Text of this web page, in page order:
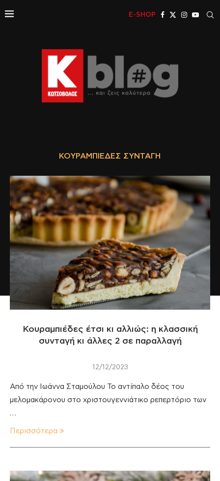
E-SHOP
ΚΟΥΡΑΜΠΙΈΔΕΣ ΣΥΝΤΑΓΉ
Κουραμπιέδες έτσι κι αλλιώς: η κλασσική
συνταγή κι άλλες 2 σε παραλλαγή
12/12/2023
Από την Ιωάννα Σταμούλου Το αντίπαλο δέος του
μελομακάρονου στο χριστουγεννιάτικο ρεπερτόριο των
…
Περισσότερα